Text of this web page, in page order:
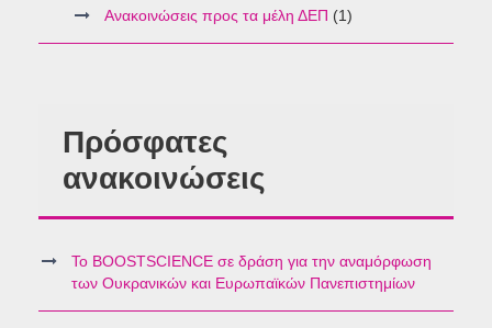
Ανακοινώσεις προς τα μέλη ΔΕΠ (1)
Πρόσφατες
ανακοινώσεις
Το BOOSTSCIENCE σε δράση για την αναμόρφωση
των Ουκρανικών και Ευρωπαϊκών Πανεπιστημίων